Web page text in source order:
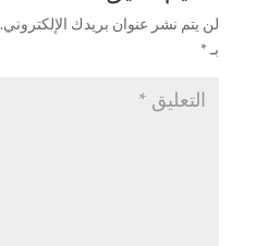
لن يتم نشر عنوان بريدك الإلكتروني.
بـ*